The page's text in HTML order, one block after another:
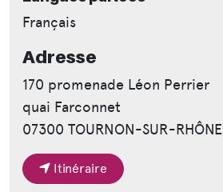
Français
Adresse
170 promenade Léon Perrier
quai Farconnet
07300 TOURNON-SUR-RHÔNE
Itinéraire